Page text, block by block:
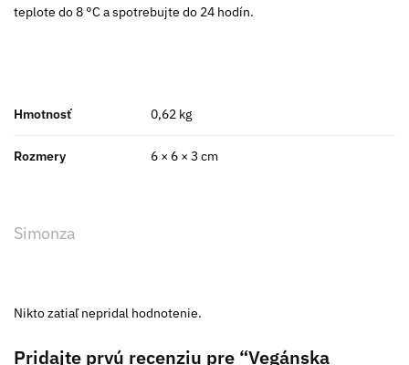
teplote do 8 °C a spotrebujte do 24 hodín.
Hmotnosť 0,62 kg
Rozmery 6 × 6 × 3 cm
Simonza
Nikto zatiaľ nepridal hodnotenie.
Pridajte prvú recenziu pre “Vegánska